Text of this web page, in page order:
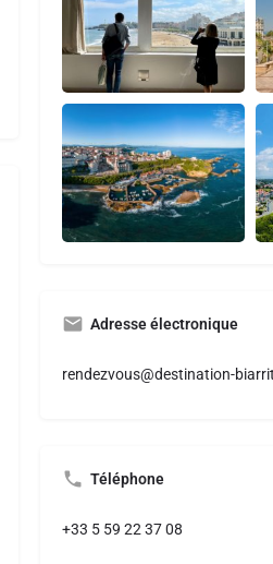
Adresse électronique
rendezvous@destination-
Téléphone
+33 5 59 22 37 08